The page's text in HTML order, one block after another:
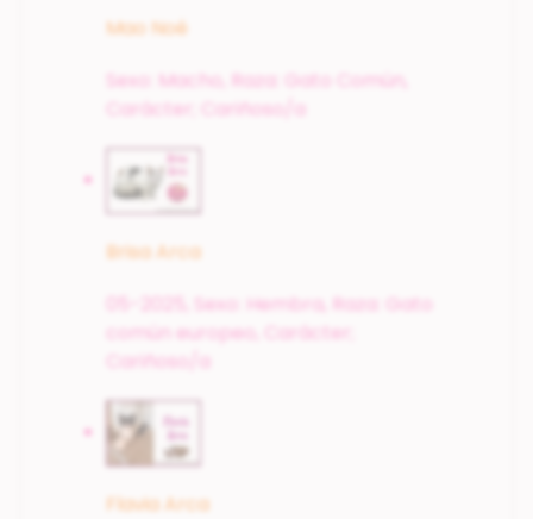
Mao Noé
Sexo: Macho,
Raza: Gato Común,
Carácter; Cariñoso/a
Brisa Arca
Sexo: Hembra, Raza: Gato
común europeo,
Carácter;
Cariñoso/a
Flavia Arca